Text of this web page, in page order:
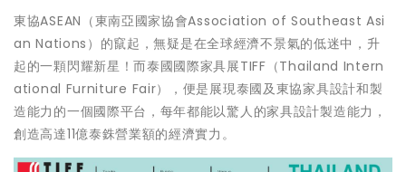
東協ASEAN（東南亞國家協會Association of Southeast Asi
an Nations）的竄起，無疑是在全球經濟不景氣的低迷中，升
起的一顆閃耀新星！而泰國國際家具展TIFF（Thailand Intern
ational Furniture Fair），便是展現泰國及東協家具設計和製
造能力的一個國際平台，每年都能以驚人的家具設計製造能力，
創造高達11億泰銖營業額的經濟實力。